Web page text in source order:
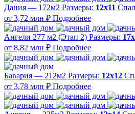
Дания — 172м2 Размеры: 12х11
от 3,72 млн ₽ Подробнее
Ангели 277 м2 (Этап 2) Размеры:
от 8,82 млн ₽ Подробнее
Бавария — 212м2 Размеры: 12х12
от 3,78 млн ₽ Подробнее